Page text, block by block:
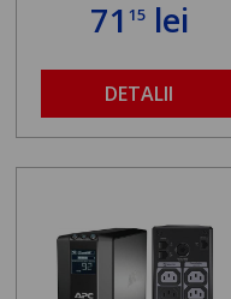
71 15lei
DETALII